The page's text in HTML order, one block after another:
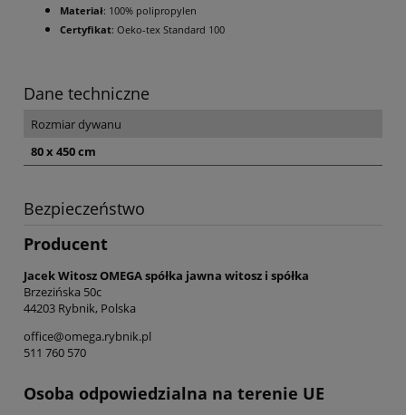
Materiał: 100% polipropylen
Certyfikat: Oeko-tex Standard 100
Dane techniczne
Rozmiar dywanu
80 x 450 cm
Bezpieczeństwo
Producent
Jacek Witosz OMEGA spółka jawna witosz i spółka
Brzezińska 50c
44203 Rybnik, Polska
office@omega.rybnik.pl
511 760 570
Osoba odpowiedzialna na terenie UE